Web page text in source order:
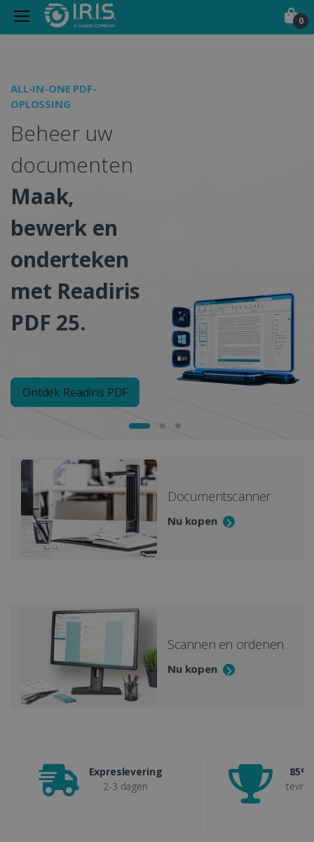
0
ALL-IN-ONE PDF-
OPLOSSING
Beheer uw
documenten
Maak,
bewerk en
onderteken
met Readiris
PDF 25.
Ontdek Readiris PDF
Documentscanner
Nu kopen
Scannen en ordenen
Nu kopen
Expreslevering
2-3 dagen